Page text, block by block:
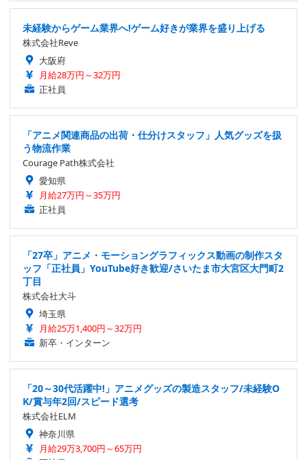
未経験からゲーム業界へ!ゲーム好きが業界を盛り上げる
株式会社Reve
大阪府
月給28万円～32万円
正社員
「アニメ関連商品の出荷・仕分けスタッフ」人気グッズを扱
う物流作業
Courage Path株式会社
愛知県
月給27万円～35万円
正社員
「27卒」アニメ・モーショングラフィックス動画の制作スタ
ッフ「正社員」YouTube好き歓迎/さいたま市大宮区大門町2
丁目
株式会社大斗
埼玉県
月給25万1,400円～32万円
新卒・インターン
「20～30代活躍中!」アニメグッズの製造スタッフ/未経験O
K/賞与年2回/スピード選考
株式会社ELM
神奈川県
月給29万3,700円～65万円